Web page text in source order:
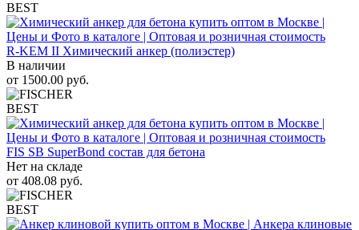
BEST
R-KEM II Химический анкер (полиэстер)
В наличии
от 1500.00 руб.
BEST
FIS SB SuperBond состав для бетона
Нет на складе
от 408.08 руб.
BEST